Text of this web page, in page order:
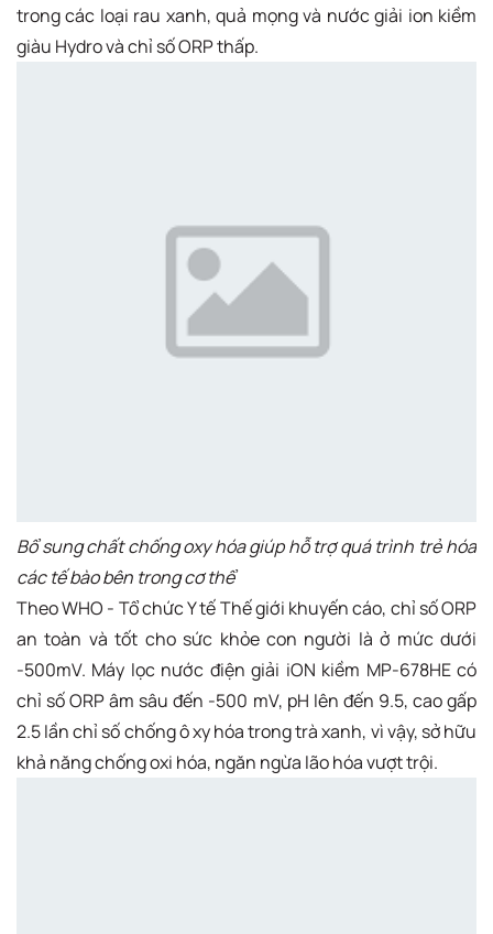
trong các loại rau xanh, quả mọng và nước giải ion kiềm
giàu Hydro và chỉ số ORP thấp.
Bổ sung chất chống oxy hóa giúp hỗ trợ quá trình trẻ hóa
các tế bào bên trong cơ thể
Theo WHO - Tổ chức Y tế Thế giới khuyến cáo, chỉ số ORP
an toàn và tốt cho sức khỏe con người là ở mức dưới
-500mV. Máy lọc nước điện giải iON kiềm MP-678HE có
chỉ số ORP âm sâu đến -500 mV, pH lên đến 9.5, cao gấp
2.5 lần chỉ số chống ô xy hóa trong trà xanh, vì vậy, sở hữu
khả năng chống oxi hóa, ngăn ngừa lão hóa vượt trội.